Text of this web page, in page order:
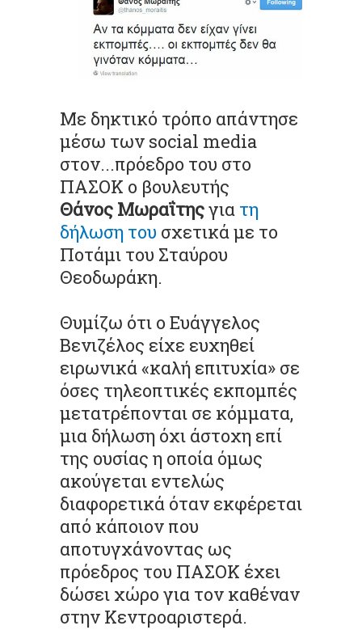
Με δηκτικό τρόπο απάντησε
μέσω των social media
στον...πρόεδρο του στο
ΠΑΣΟΚ ο βουλευτής
Θάνος Μωραΐτηςγια τη
δήλωση του σχετικά με το
Ποτάμι του Σταύρου
Θεοδωράκη.
Θυμίζω ότι ο Ευάγγελος
Βενιζέλος είχε ευχηθεί
ειρωνικά «καλή επιτυχία» σε
όσες τηλεοπτικές εκπομπές
μετατρέπονται σε κόμματα,
μια δήλωση όχι άστοχη επί
της ουσίας η οποία όμως
ακούγεται εντελώς
διαφορετικά όταν εκφέρεται
από κάποιον που
αποτυγχάνοντας ως
πρόεδρος του ΠΑΣΟΚ έχει
δώσει χώρο για τον καθέναν
στην Κεντροαριστερά.